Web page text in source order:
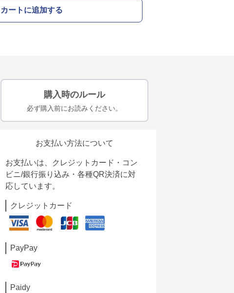
カートに追加する
購入時のルール
必ず購入前にお読みください。
お支払い方法について
お支払いは、クレジットカード・コン
ビニ/銀行振り込み・各種QR決済に対
応しています。
クレジットカード
PayPay
Paidy